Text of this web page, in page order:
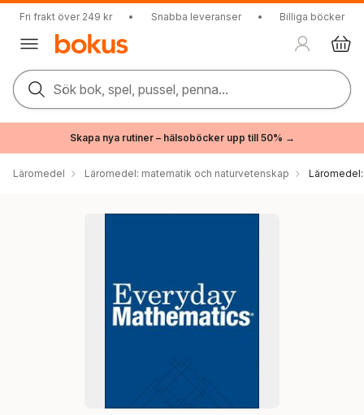
Fri frakt över 249 kr • Snabba leveranser • Billiga böcker
Sök bok, spel, pussel, penna...
Skapa nya rutiner – hälsoböcker upp till 50% →
Läromedel Läromedel: matematik och naturvetenskap